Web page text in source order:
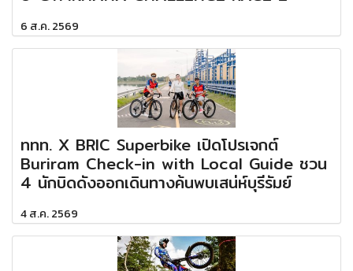
6 ส.ค. 2569
ททท. X BRIC Superbike เปิดโปรเจกต์
Buriram Check-in with Local Guide ชวน
4 นักบิดดังออกเดินทางค้นพบเสน่ห์บุรีรัมย์
4 ส.ค. 2569